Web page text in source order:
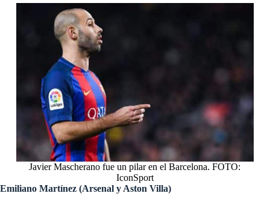
Javier Mascherano fue un pilar en el Barcelona. FOTO:
IconSport
Emiliano Martínez (Arsenal y Aston Villa)